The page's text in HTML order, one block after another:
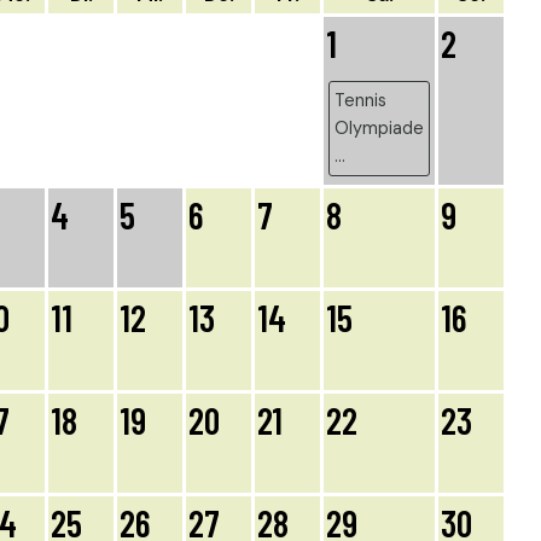
1
Tennis
Olympiade
...
2
4 5 6 7 8 9
11 12 13 14 15 16
18 19 20 21 22 23
25 26 27 28 29 30